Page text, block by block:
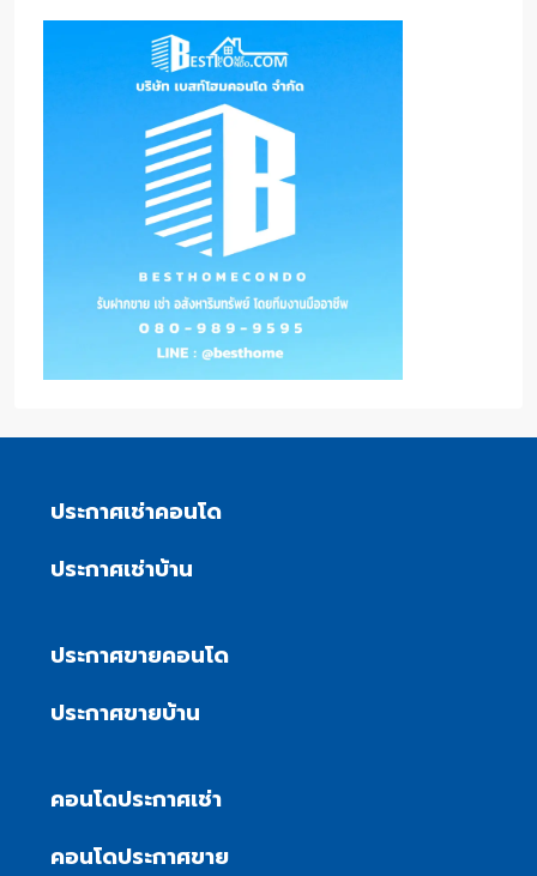
ประกาศเช่าคอนโด
ประกาศเช่าบ้าน
ประกาศขายคอนโด
ประกาศขายบ้าน
คอนโดประกาศเช่า
คอนโดประกาศขาย